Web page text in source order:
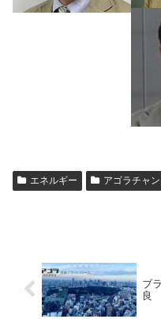
エネルギー アゴラチャ
ブ
良